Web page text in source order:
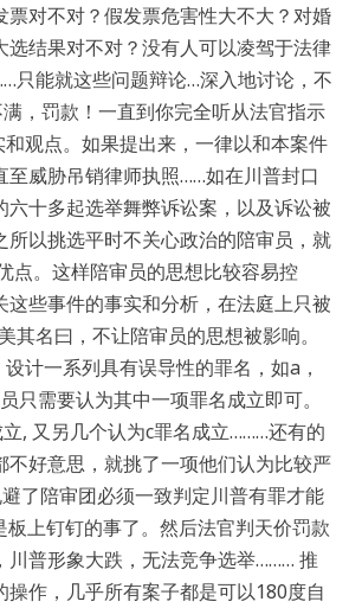
对不对？假发票危害性大不大？对婚
结果对不对？没有人可以凌驾于法律
只能就这些问题辩论…深入地讨论，不
，罚款！一直到你完全听从法官指示
观点。如果提出来，一律以和本案件
威胁吊销律师执照……如在川普封口
十多起选举舞弊诉讼案，以及诉讼被
以挑选平时不关心政治的陪审员，就
点。这样陪审员的思想比较容易控
些事件的事实和分析，在法庭上只被
名曰，不让陪审员的思想被影响。
计一系列具有误导性的罪名，如a，
需要认为其中一项罪名成立即可。
, 又另几个认为c罪名成立………还有的
好意思，就挑了一项他们认为比较严
了陪审团必须一致判定川普有罪才能
上钉钉的事了。然后法官判天价罚款
川普形象大跌，无法竞争选举……… 推
作，几乎所有案子都是可以180度自